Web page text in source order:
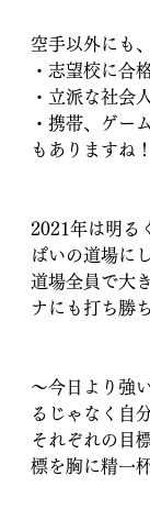
空手以外にも、
・志望校に合
・立派な社会
・携帯、ゲー
もありますね！
2021年は明る
ぱいの道場に
道場全員で大
ナにも打ち勝
〜今日より強
るじゃなく自
それぞれの目
標を胸に精一